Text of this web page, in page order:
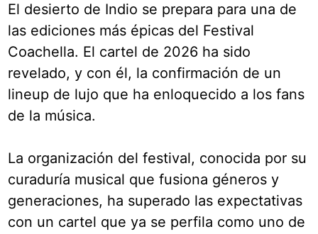
El desierto de Indio se prepara para una de
las ediciones más épicas del Festival
Coachella. El cartel de 2026 ha sido
revelado, y con él, la confirmación de un
lineup de lujo que ha enloquecido a los fans
de la música.
La organización del festival, conocida por su
curaduría musical que fusiona géneros y
generaciones, ha superado las expectativas
con un cartel que ya se perfila como uno de